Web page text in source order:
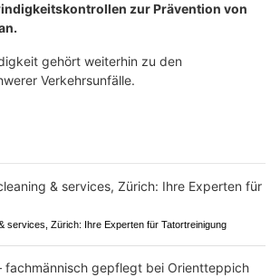
zur Prävention von
gehört weiterhin zu den
Verkehrsunfälle.
services, Zürich: Ihre Experten für Tatortreinigung